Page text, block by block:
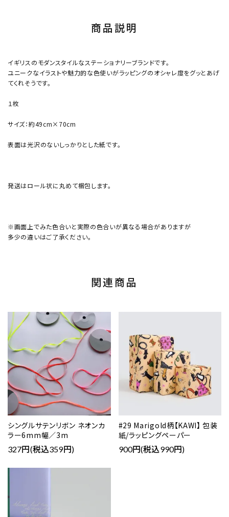
商品説明
イギリスのモダンスタイルなステーショナリーブランドです。
ユニークなイラストや魅力的な色使いがラッピングのオシャレ度をグッとあげ
てくれそうです。
１枚
サイズ：約49cm×70cm
表面は光沢のないしっかりとした紙です。
発送はロール状に丸めて梱包します。
※画面上でみた色合いと実際の色合いが異なる場合がありますが
多少の違いはご了承ください。
関連商品
シングルサテンリボン ネオンカ
ラー6mm幅／3m
327円(税込359円)
#29 Marigold柄【KAWI】 包装
紙/ラッピングペーパー
900円(税込990円)